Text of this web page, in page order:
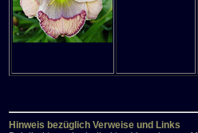
Hinweis bezüglich Verweise und Links